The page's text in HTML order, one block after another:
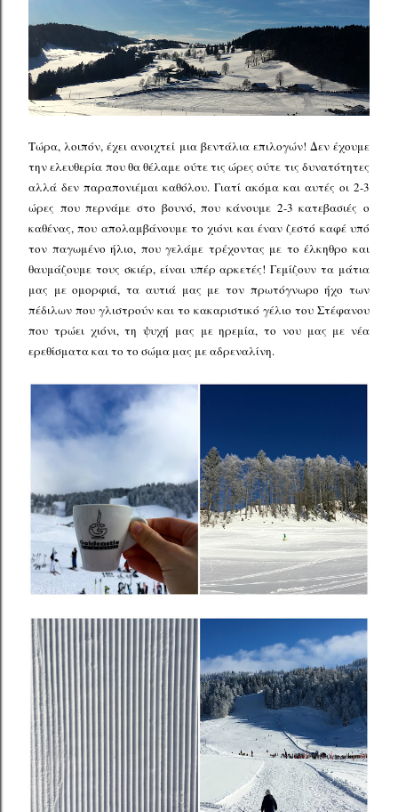
Τώρα, λοιπόν, έχει ανοιχτεί μια βεντάλια επιλογών! Δεν έχουμε
την ελευθερία που θα θέλαμε ούτε τις ώρες ούτε τις δυνατότητες
αλλά δεν παραπονιέμαι καθόλου. Γιατί ακόμα και αυτές οι 2-3
ώρες που περνάμε στο βουνό, που κάνουμε 2-3 κατεβασιές ο
καθένας, που απολαμβάνουμε το χιόνι και έναν ζεστό καφέ υπό
τον παγωμένο ήλιο, που γελάμε τρέχοντας με το έλκηθρο και
θαυμάζουμε τους σκιέρ, είναι υπέρ αρκετές! Γεμίζουν τα μάτια
μας με ομορφιά, τα αυτιά μας με τον πρωτόγνωρο ήχο των
πέδιλων που γλιστρούν και το κακαριστικό γέλιο του Στέφανου
που τρώει χιόνι, τη ψυχή μας με ηρεμία, το νου μας με νέα
ερεθίσματα και το το σώμα μας με αδρεναλίνη.